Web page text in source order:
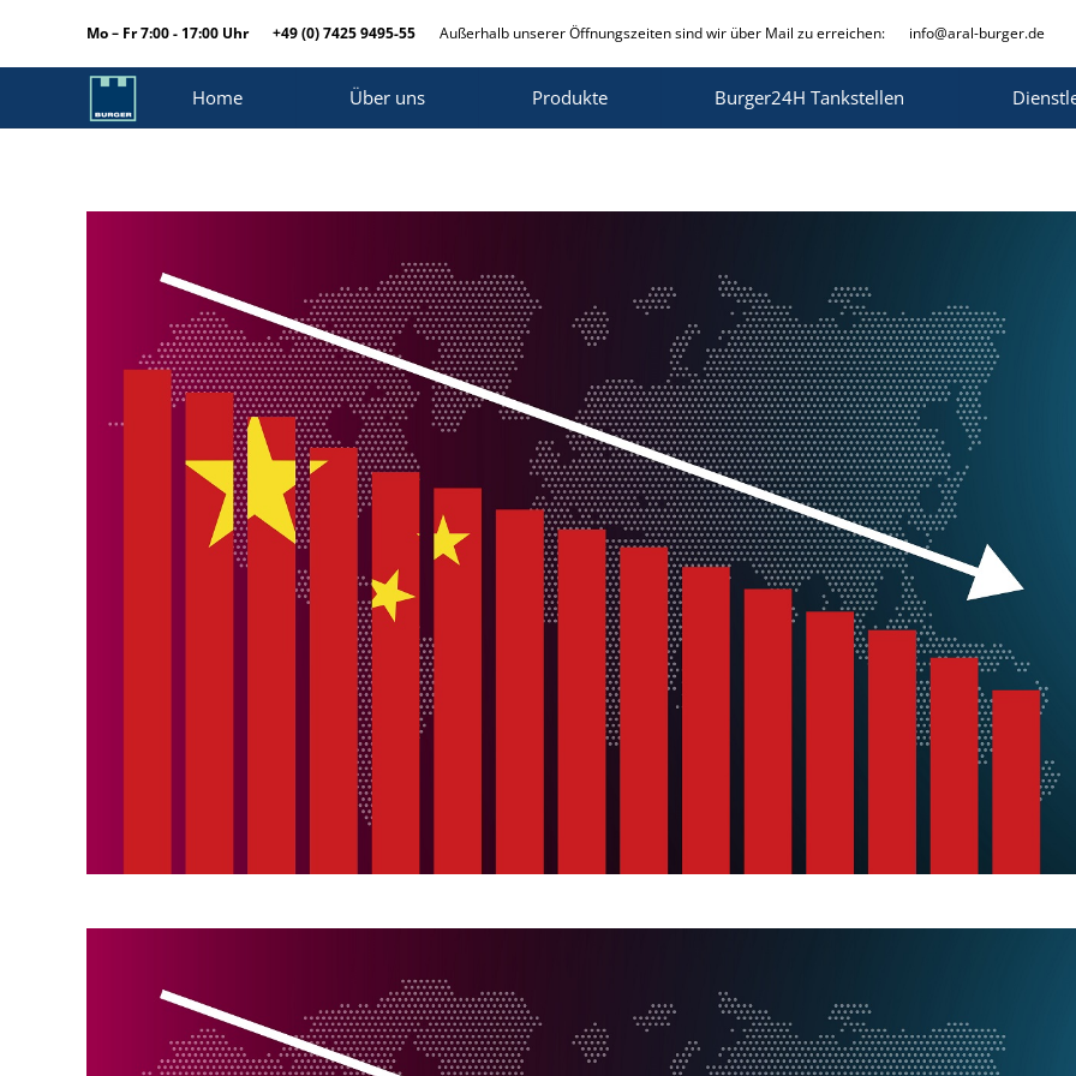
Mo – Fr 7:00 - 17:00 Uhr +49 (0) 7425 9495-55 Außerhalb unserer Öffnungszeiten sind wir über Mail zu erreichen: info@aral-burger.de
Home Über uns Produkte Burger24H Tankstellen